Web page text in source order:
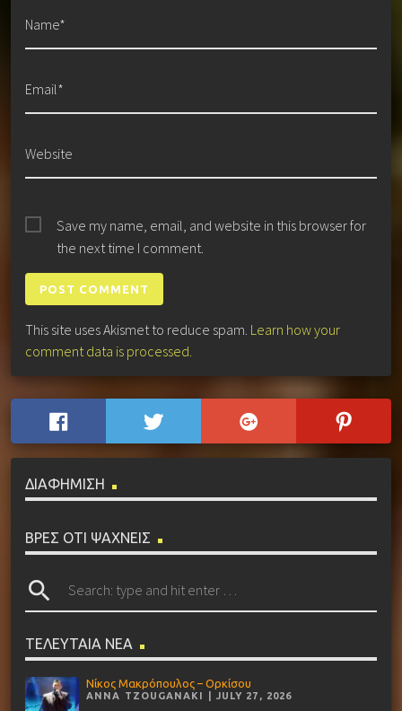
Name*
Email*
Website
Save my name, email, and website in this browser for
the next time I comment.
This site uses Akismet to reduce spam. Learn how your
comment data is processed.
ΔΙΑΦΗΜΙΣΗ
ΒΡΕΣ ΟΤΙ ΨΑΧΝΕΙΣ
search
ΤΕΛΕΥΤΑΙΑ ΝΕΑ
Νίκος Μακρόπουλος – Ορκίσου
ANNA TZOUGANAKI | JULY 27, 2026